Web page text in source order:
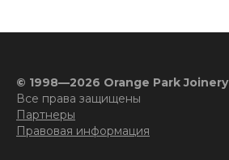
© 1998—2026 Orange Park Joinery
Все права защищены
Партнеры
Правовая информация